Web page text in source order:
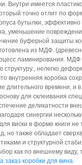
Внутри имеется
точно отлит по
бутылки,
уменьшение
буферной защиты
​​из МДФ.
ламинирования.
структуру., нелегко
внутренняя коробка
длительного времени, и
для склеивания
деликатности
синергии
виски в форме книги не
но также обладает
и структурной
как по внешнему виду,
заказ коробки для вина.